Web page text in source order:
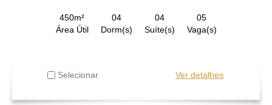
450m²
Área Útil
04
Dorm(s)
04
Suíte(s)
05
Vaga(s)
Selecionar Ver detalhes